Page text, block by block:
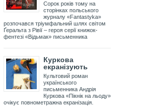
Сорок років тому на
сторінках польського
журналу «Fantastyka»
розпочався тріумфальний шлях світом
Ґеральта з Рівії – героя серії книжок-
фентезі «Відьмак» письменника
Куркова
екранізують
Культовий роман
українського
письменника Андрія
Куркова «Пікнік на льоду»
очікує повнометражна екранізація.